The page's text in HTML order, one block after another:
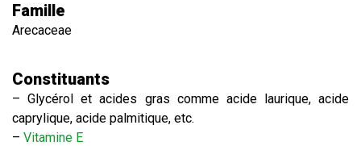
Famille
Arecaceae
Constituants
– Glycérol et acides gras comme acide laurique, acide
caprylique, acide palmitique, etc.
– Vitamine E